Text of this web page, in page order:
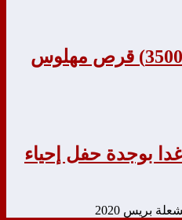
بوجدة حفل إحياء
بريس 2020